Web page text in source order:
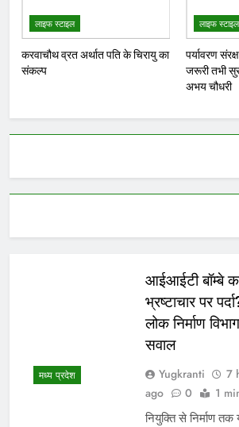
लाइफ स्टाइल
करवाचौथ व्रत अर्थात पति के चिरायु का
संकल्प
लाइफ स्टाइल
पर्यावरण
जरूरी तभी
अभय चौधरी
मध्य प्रदेश
आईआईटी बॉम्बे
भ्रष्टाचार पर
लोक निर्माण
सवाल
Yugkranti
7
ago
0 1
नियुक्ति से निर्माण तक